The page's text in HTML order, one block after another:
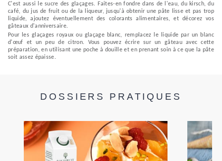
C'est aussi le sucre des glaçages. Faites-en fondre dans de l'eau, du kirsch, du
café, du jus de fruit ou de la liqueur, jusqu'à obtenir une pâte lisse et pas trop
liquide, ajoutez éventuellement des colorants alimentaires, et décorez vos
gâteaux d'anniversaire.
Pour les glaçages royaux ou glaçage blanc, remplacez le liquide par un blanc
d'œuf et un peu de citron. Vous pouvez écrire sur un gâteau avec cette
préparation, en utilisant une poche à douille et en prenant soin à ce que la pâte
soit assez épaisse.
DOSSIERS PRATIQUES